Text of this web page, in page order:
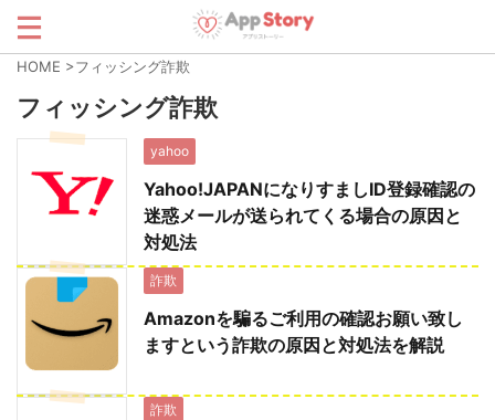
HOME >フィッシング詐欺
フィッシング詐欺
yahoo
Yahoo!JAPANになりすましID登録確認の
迷惑メールが送られてくる場合の原因と
対処法
詐欺
Amazonを騙るご利用の確認お願い致し
ますという詐欺の原因と対処法を解説
詐欺